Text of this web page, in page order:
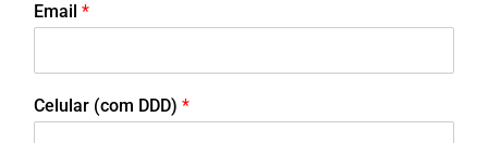
Email *
Celular (com DDD) *